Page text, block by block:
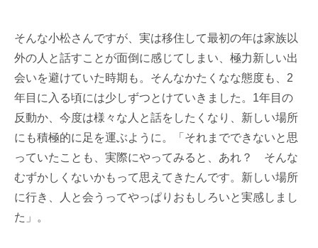
そんな小松さんですが、実は移住して最初の年は家族以
外の人と話すことが面倒に感じてしまい、極力新しい出
会いを避けていた時期も。そんなかたくなな態度も、2
年目に入る頃には少しずつとけていきました。1年目の
反動か、今度は様々な人と話をしたくなり、新しい場所
にも積極的に足を運ぶように。「それまでできないと思
っていたことも、実際にやってみると、あれ？ そんな
むずかしくないかもって思えてきたんです。新しい場所
に行き、人と会うってやっぱりおもしろいと実感しまし
た」。